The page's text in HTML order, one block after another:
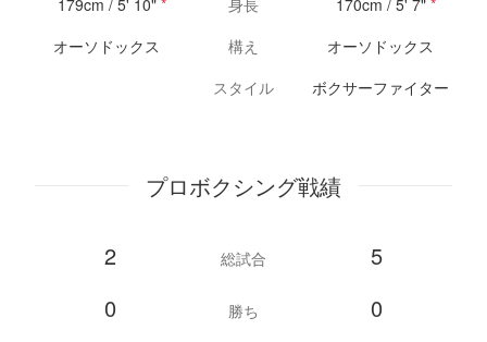
オーソドックス
構え
オーソドックス
スタイル
ボクサーファイター
プロボクシング戦績
2 総試合
5
0
勝ち
0